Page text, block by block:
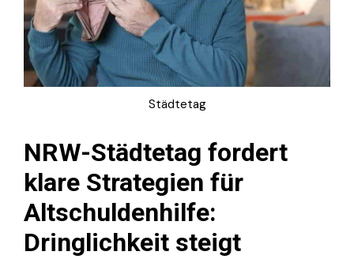
Städtetag
NRW-Städtetag fordert
klare Strategien für
Altschuldenhilfe:
Dringlichkeit steigt